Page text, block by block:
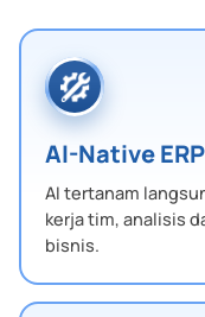
AI-Native ERP
AI tertanam
kerja tim, analisis
bisnis.